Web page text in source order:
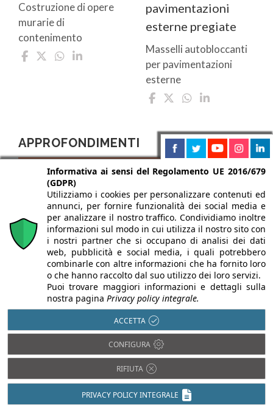
Costruzione di opere
murarie di
contenimento
pavimentazioni
esterne pregiate
Masselli autobloccanti
per pavimentazioni
esterne
APPROFONDIMENTI
Pavimenti da
esterno: la scelta
giusta tra design e
Ottolenghi
Scegliere il pavimento
per esterno significa
Blocchi in cemento:
elementi
costruttivi ad
elevate prestazioni
A cura di:
Murgia
I blocchi in cemento
hanno consentito, negli
Informativa ai sensi del Regolamento UE 2016/679
(GDPR)
Utilizziamo i cookies per personalizzare contenuti ed
annunci, per fornire funzionalità dei social media e
per analizzare il nostro traffico. Condividiamo inoltre
informazioni sul modo in cui utilizza il nostro sito con
i nostri partner che si occupano di analisi dei dati
web, pubblicità e social media, i quali potrebbero
combinarle con altre informazioni che ha fornito loro
o che hanno raccolto dal suo utilizzo dei loro servizi.
Puoi trovare maggiori informazioni e dettagli sulla
nostra pagina Privacy policy integrale.
ACCETTA
CONFIGURA
RIFIUTA
PRIVACY POLICY INTEGRALE